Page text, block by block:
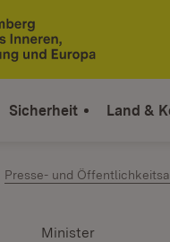
Sicherheit Land &
Presse- und
Minister